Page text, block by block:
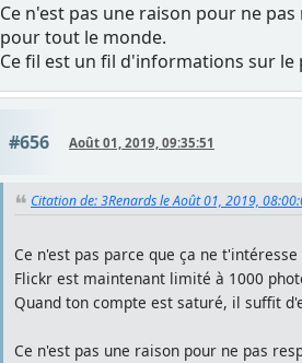
Ce n'est pas une raison pour ne
pour tout le monde.
Ce fil est un fil d'informations sur
#656 Août 01, 2019, 09:35:51
Citation de: 3Renards le Août 01, 2019,
Ce n'est pas parce que ça ne
Flickr est maintenant limité à 1000
Quand ton compte est saturé, il suffit
Ce n'est pas une raison pour ne pas